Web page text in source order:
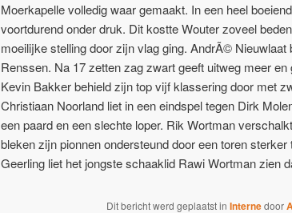
Moerkapelle volledig waar gemaakt. In een heel
voortdurend onder druk. Dit kostte Wouter zoveel
moeilijke stelling door zijn vlag ging. AndrÃ©
Renssen. Na 17 zetten zag zwart geeft uitweg meer
Kevin Bakker behield zijn top vijf klassering door met
Christiaan Noorland liet in een eindspel tegen Dirk
een paard en een slechte loper. Rik Wortman
bleken zijn pionnen ondersteund door een toren
Geerling liet het jongste schaaklid Rawi Wortman zien
Dit bericht werd geplaatst in Internedoor